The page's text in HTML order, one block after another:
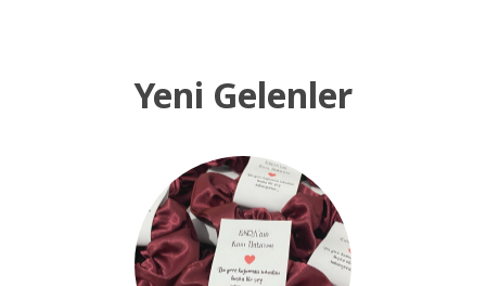
Yeni Gelenler